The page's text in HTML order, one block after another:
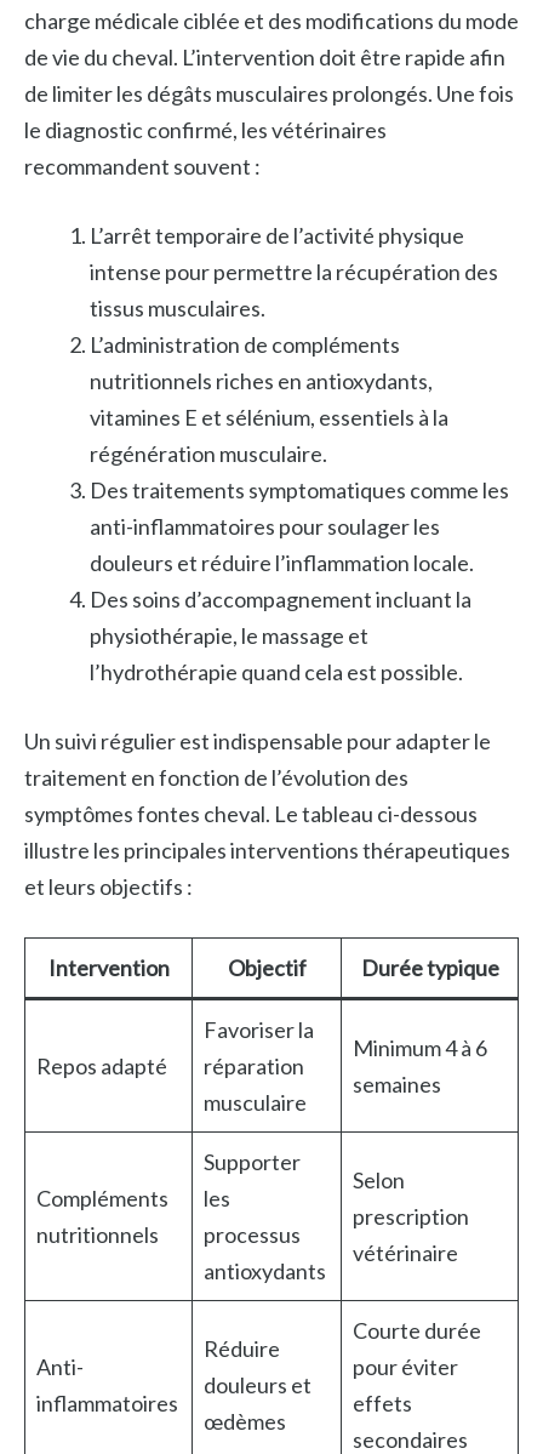
charge médicale ciblée et des modifications du mode
de vie du cheval. L’intervention doit être rapide afin
de limiter les dégâts musculaires prolongés. Une fois
le diagnostic confirmé, les vétérinaires
recommandent souvent :
L’arrêt temporaire de l’activité physique
intense pour permettre la récupération des
tissus musculaires.
L’administration de compléments
nutritionnels riches en antioxydants,
vitamines E et sélénium, essentiels à la
régénération musculaire.
Des traitements symptomatiques comme les
anti-inflammatoires pour soulager les
douleurs et réduire l’inflammation locale.
Des soins d’accompagnement incluant la
physiothérapie, le massage et
l’hydrothérapie quand cela est possible.
Un suivi régulier est indispensable pour adapter le
traitement en fonction de l’évolution des
symptômes fontes cheval. Le tableau ci-dessous
illustre les principales interventions thérapeutiques
et leurs objectifs :
Intervention Objectif Durée typique
Repos adapté
Favoriser la
réparation
musculaire
Minimum 4 à 6
semaines
Compléments
nutritionnels
Supporter
les
processus
antioxydants
Selon
prescription
vétérinaire
Anti-
inflammatoires
Réduire
douleurs et
œdèmes
Courte durée
pour éviter
effets
secondaires